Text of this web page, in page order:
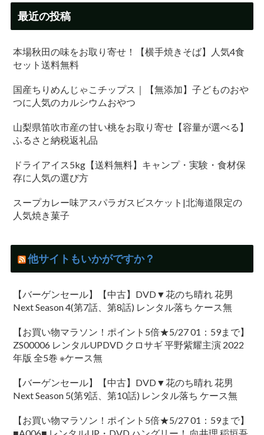
最近の投稿
本場秋田の味をお取り寄せ！【横手焼きそば】人気4食
セット送料無料
国産ちりめんじゃこチップス｜【無添加】子どものおや
つに人気のカルシウムおやつ
山梨県笛吹市産の甘い桃をお取り寄せ【容量が選べる】
ふるさと納税返礼品
ドライアイス5kg【送料無料】キャンプ・実験・食材保
存に人気の選び方
スープカレー味アスパラガスビスケット|北海道限定の
人気焼き菓子
他サイトもいかがですか？
【バーゲンセール】【中古】DVD▼花のち晴れ 花男
Next Season 4(第7話、第8話) レンタル落ち ケース無
【お買い物マラソン！ポイント5倍★5/27 01：59まで】
ZS00006 レンタルUPDVD クロサギ 平野紫耀主演 2022
年版 全5巻 ※ケース無
【バーゲンセール】【中古】DVD▼花のち晴れ 花男
Next Season 5(第9話、第10話) レンタル落ち ケース無
【お買い物マラソン！ポイント5倍★5/27 01：59まで】